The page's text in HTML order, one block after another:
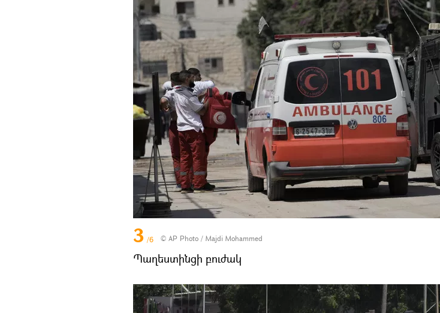
3 /6 © AP Photo / Majdi Mohammed
Պաղեստինցի բուժակ